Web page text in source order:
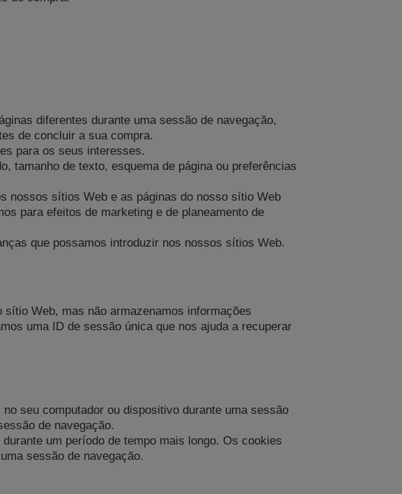
diferentes durante uma sessão de navegação,
de concluir a sua compra.
para os seus interesses.
tamanho de texto, esquema de página ou preferências
nossos sítios Web e as páginas do nosso sítio Web
para efeitos de marketing e de planeamento de
que possamos introduzir nos nossos sítios Web.
Web, mas não armazenamos informações
uma ID de sessão única que nos ajuda a recuperar
seu computador ou dispositivo durante uma sessão
de navegação.
um período de tempo mais longo. Os cookies
sessão de navegação.